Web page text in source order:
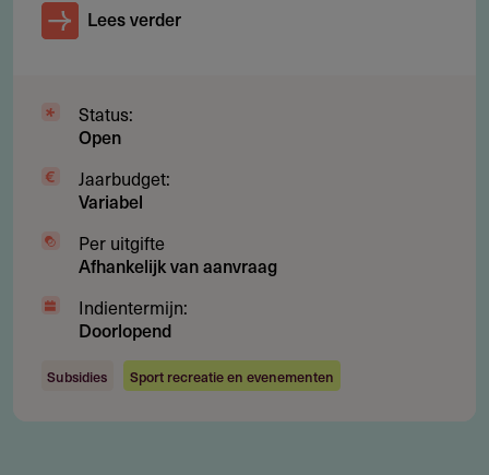
Impuls Zeeland
Edisonweg 37 D1
Nederland
info@impulszeeland.nl
Lees verder
Status:
Open
Jaarbudget:
Variabel
Per uitgifte
Afhankelijk van aanvraag
Indientermijn:
Doorlopend
Subsidies Sport recreatie en evenementen